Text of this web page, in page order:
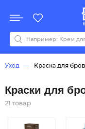
Все бренды
0-9ABCDEFGHIJKLMN
Уход Краска для
Краски для
21 товар